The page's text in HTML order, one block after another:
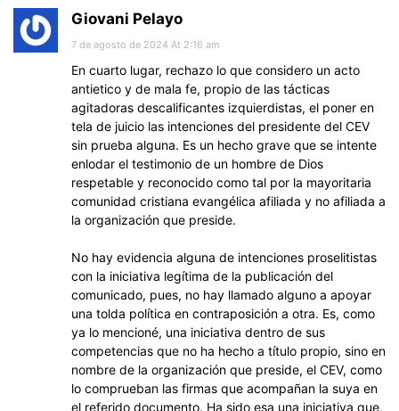
Giovani Pelayo
7 de agosto de 2024 At 2:16 am
En cuarto lugar, rechazo lo que considero un acto
antietico y de mala fe, propio de las tácticas
agitadoras descalificantes izquierdistas, el poner en
tela de juicio las intenciones del presidente del CEV
sin prueba alguna. Es un hecho grave que se intente
enlodar el testimonio de un hombre de Dios
respetable y reconocido como tal por la mayoritaria
comunidad cristiana evangélica afiliada y no afiliada a
la organización que preside.
No hay evidencia alguna de intenciones proselitistas
con la iniciativa legítima de la publicación del
comunicado, pues, no hay llamado alguno a apoyar
una tolda política en contraposición a otra. Es, como
ya lo mencioné, una iniciativa dentro de sus
competencias que no ha hecho a título propio, sino en
nombre de la organización que preside, el CEV, como
lo comprueban las firmas que acompañan la suya en
el referido documento. Ha sido esa una iniciativa que,